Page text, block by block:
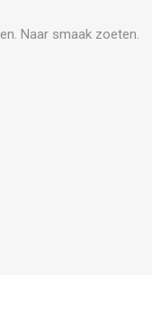
Naar smaak zoeten.